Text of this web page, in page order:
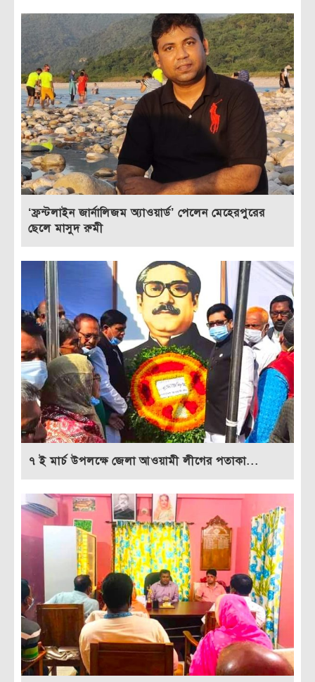
‘ফ্রন্টলাইন জার্নালিজম অ্যাওয়ার্ড’ পেলেন মেহেরপুরের
ছেলে মাসুদ রুমী
৭ ই মার্চ উপলক্ষে জেলা আওয়ামী লীগের পতাকা...